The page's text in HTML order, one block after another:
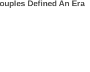
Defined An Era